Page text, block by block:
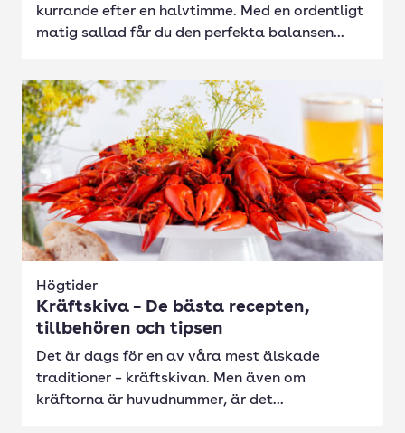
kurrande efter en halvtimme. Med en ordentligt
matig sallad får du den perfekta balansen...
Högtider
Kräftskiva – De bästa recepten,
tillbehören och tipsen
Det är dags för en av våra mest älskade
traditioner – kräftskivan. Men även om
kräftorna är huvudnummer, är det...